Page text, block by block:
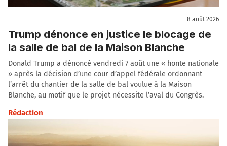
8 août 2026
Trump dénonce en justice le blocage de
la salle de bal de la Maison Blanche
Donald Trump a dénoncé vendredi 7 août une « honte nationale
» après la décision d’une cour d’appel fédérale ordonnant
l’arrêt du chantier de la salle de bal voulue à la Maison
Blanche, au motif que le projet nécessite l’aval du Congrès.
Rédaction